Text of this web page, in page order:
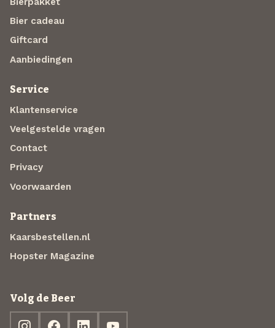
Bier cadeau
Giftcard
Aanbiedingen
Service
Klantenservice
Veelgestelde vragen
Contact
Privacy
Voorwaarden
Partners
Kaarsbestellen.nl
Hopster Magazine
Volg de Beer